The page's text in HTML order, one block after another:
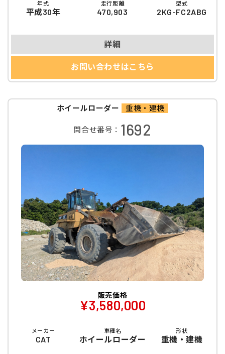
年式
平成30年
走行距離
470,903
型式
2KG-FC2ABG
詳細
お問い合わせはこちら
ホイールローダー 重機・建機
問合せ番号： 1692
販売価格
¥3,580,000
メーカー
CAT
車種名
ホイールローダー
形状
重機・建機